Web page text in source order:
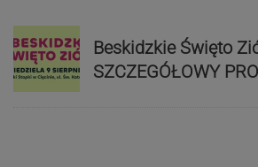
Beskidzkie Święto
SZCZEGÓŁOWY